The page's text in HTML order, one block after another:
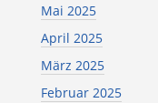
Mai 2025
April 2025
März 2025
Februar 2025